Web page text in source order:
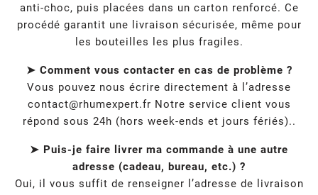
anti-choc, puis placées dans un carton renforcé. Ce
procédé garantit une livraison sécurisée, même pour
les bouteilles les plus fragiles.
➤ Comment vous contacter en cas de problème ?
Vous pouvez nous écrire directement à l’adresse
contact@rhumexpert.fr Notre service client vous
répond sous 24h (hors week-ends et jours fériés)..
➤ Puis-je faire livrer ma commande à une autre
adresse (cadeau, bureau, etc.) ?
Oui, il vous suffit de renseigner l’adresse de livraison